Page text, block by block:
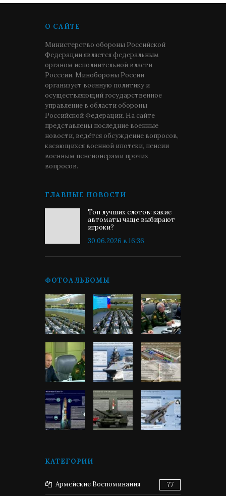
О САЙТЕ
Министерство обороны Российской
Федерации является федеральным
органом исполнительной власти
Росссии. Минобороны России
организует военную политику и
осуществляющий государственное
управление в области обороны
Российской Федерации. На сайте
представлены последние военные
новости, ведётся обсуждение вопросов,
касающихся военной ипотеки, пенсии
военным пенсионерами прочих
вопросов.
ГЛАВНЫЕ НОВОСТИ
Топ лучших слотов: какие
автоматы чаще выбирают
игроки?
30.06.2026 в 16:36
ФОТОАЛЬБОМЫ
КАТЕГОРИИ
Армейские Воспоминания 77